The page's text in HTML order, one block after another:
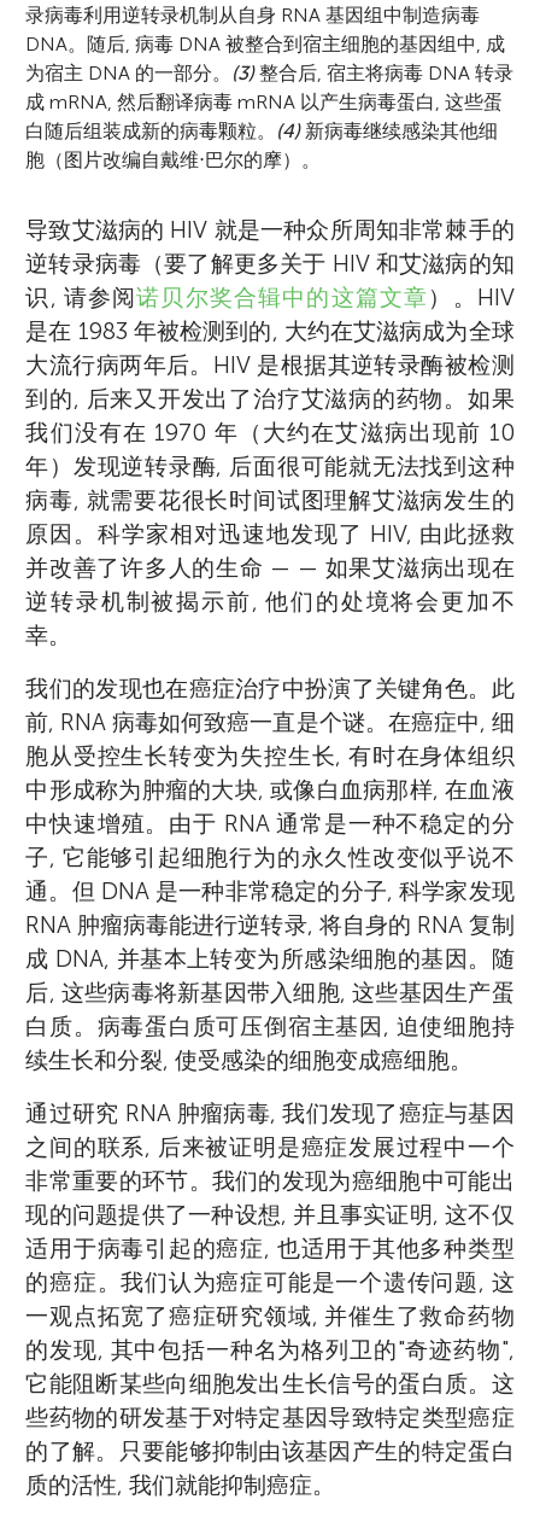
录病毒利用逆转录机制从自身 RNA 基因组中制造病毒
DNA。随后, 病毒 DNA 被整合到宿主细胞的基因组中, 成
为宿主 DNA 的一部分。 (3)整合后, 宿主将病毒 DNA 转录
成 mRNA, 然后翻译病毒 mRNA 以产生病毒蛋白, 这些蛋
白随后组装成新的病毒颗粒。 (4)新病毒继续感染其他细
胞（图片改编自戴维⋅巴尔的摩）。
导致艾滋病的 HIV 就是一种众所周知非常棘手的
逆转录病毒（要了解更多关于 HIV 和艾滋病的知
识, 请参阅诺贝尔奖合辑中的这篇文章）。HIV
是在 1983 年被检测到的, 大约在艾滋病成为全球
大流行病两年后。HIV 是根据其逆转录酶被检测
到的, 后来又开发出了治疗艾滋病的药物。如果
我们没有在 1970 年（大约在艾滋病出现前 10
年）发现逆转录酶, 后面很可能就无法找到这种
病毒, 就需要花很长时间试图理解艾滋病发生的
原因。科学家相对迅速地发现了 HIV, 由此拯救
并改善了许多人的生命 — — 如果艾滋病出现在
逆转录机制被揭示前, 他们的处境将会更加不
幸。
我们的发现也在癌症治疗中扮演了关键角色。此
前, RNA 病毒如何致癌一直是个谜。在癌症中, 细
胞从受控生长转变为失控生长, 有时在身体组织
中形成称为肿瘤的大块, 或像白血病那样, 在血液
中快速增殖。由于 RNA 通常是一种不稳定的分
子, 它能够引起细胞行为的永久性改变似乎说不
通。但 DNA 是一种非常稳定的分子, 科学家发现
RNA 肿瘤病毒能进行逆转录, 将自身的 RNA 复制
成 DNA, 并基本上转变为所感染细胞的基因。随
后, 这些病毒将新基因带入细胞, 这些基因生产蛋
白质。病毒蛋白质可压倒宿主基因, 迫使细胞持
续生长和分裂, 使受感染的细胞变成癌细胞。
通过研究 RNA 肿瘤病毒, 我们发现了癌症与基因
之间的联系, 后来被证明是癌症发展过程中一个
非常重要的环节。我们的发现为癌细胞中可能出
现的问题提供了一种设想, 并且事实证明, 这不仅
适用于病毒引起的癌症, 也适用于其他多种类型
的癌症。我们认为癌症可能是一个遗传问题, 这
一观点拓宽了癌症研究领域, 并催生了救命药物
的发现, 其中包括一种名为格列卫的"奇迹药物",
它能阻断某些向细胞发出生长信号的蛋白质。这
些药物的研发基于对特定基因导致特定类型癌症
的了解。只要能够抑制由该基因产生的特定蛋白
质的活性, 我们就能抑制癌症。